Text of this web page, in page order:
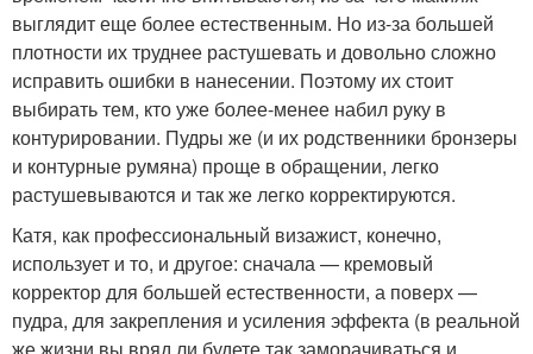
выглядит еще более естественным. Но из-за большей
плотности их труднее растушевать и довольно сложно
исправить ошибки в нанесении. Поэтому их стоит
выбирать тем, кто уже более-менее набил руку в
контурировании. Пудры же (и их родственники бронзеры
и контурные румяна) проще в обращении, легко
растушевываются и так же легко корректируются.
Катя, как профессиональный визажист, конечно,
использует и то, и другое: сначала — кремовый
корректор для большей естественности, а поверх —
пудра, для закрепления и усиления эффекта (в реальной